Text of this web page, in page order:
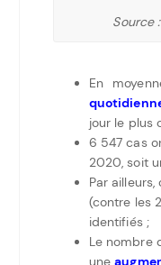
Source
En
jour le plus
6 547 cas
2020, soit
Par
(contre les
identifiés ;
Le nombre
une